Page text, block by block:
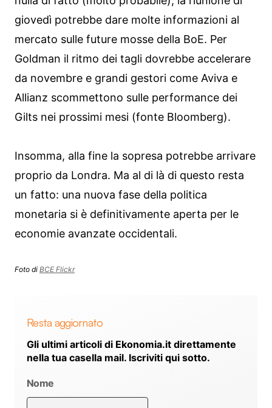
giovedì potrebbe dare molte informazioni al
mercato sulle future mosse della BoE. Per
Goldman il ritmo dei tagli dovrebbe accelerare
da novembre e grandi gestori come Aviva e
Allianz scommettono sulle performance dei
Gilts nei prossimi mesi (fonte Bloomberg).
Insomma, alla fine la sopresa potrebbe arrivare
proprio da Londra. Ma al di là di questo resta
un fatto: una nuova fase della politica
monetaria si è definitivamente aperta per le
economie avanzate occidentali.
Foto di BCE Flickr
Resta aggiornato
Gli ultimi articoli di Ekonomia.it direttamente
nella tua casella mail. Iscriviti qui sotto.
Nome